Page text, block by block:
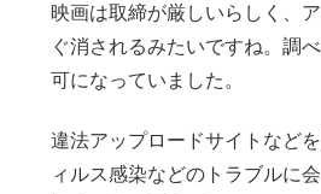
映画は取締が厳しいらしく、
ぐ消されるみたいですね。調
可になっていました。
違法アップロードサイトなど
ィルス感染などのトラブルに